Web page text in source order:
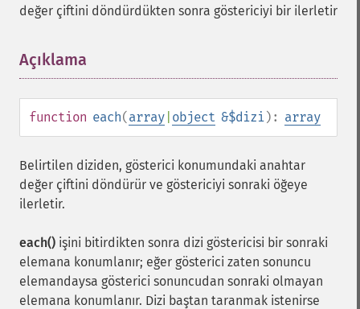
değer çiftini döndürdükten sonra göstericiyi bir ilerletir
Açıklama
function each(array object &$dizi): array
Belirtilen diziden, gösterici konumundaki anahtar
değer çiftini döndürür ve göstericiyi sonraki öğeye
ilerletir.
each() işini bitirdikten sonra dizi göstericisi bir sonraki
elemana konumlanır; eğer gösterici zaten sonuncu
elemandaysa gösterici sonuncudan sonraki olmayan
elemana konumlanır. Dizi baştan taranmak istenirse